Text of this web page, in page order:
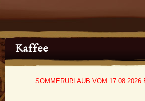
Kaffee
SOMMERURLAUB VOM 17.08.2026